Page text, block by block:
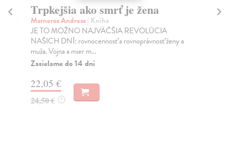
Trpkejšia ako smrť je žena
Marneros Andreas| Kniha
JE TO MOŽNO NAJVÄČŠIA REVOLÚCIA
NAŠICH DNÍ: rovnocennosť a rovnoprávnosť ženy a
muža. Vojna a mier m...
Zasielame do 14 dní
22,05 €
24,50 € ?